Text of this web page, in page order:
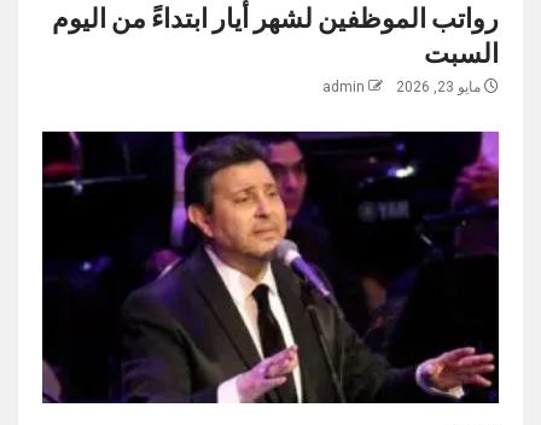
رواتب ‏الموظفين لشهر أيار ابتداءً من اليوم
السبت
مايو 23, 2026 admin